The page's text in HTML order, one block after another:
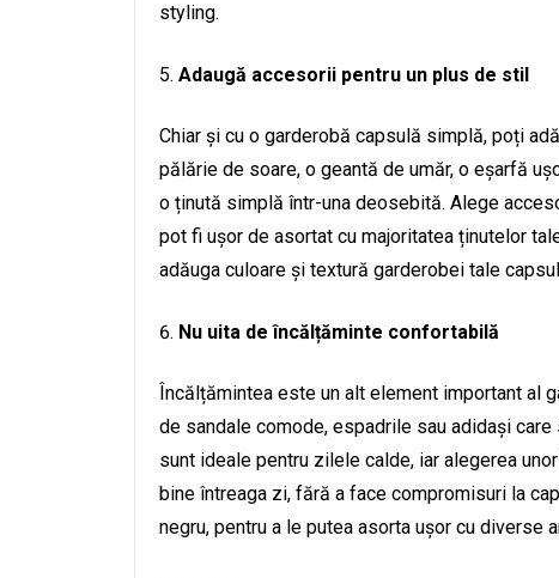
styling.
Adaugă accesorii pentru un plus de stil
Chiar și cu o garderobă capsulă simplă, poți
pălărie de soare, o geantă de umăr, o eșarfă
o ținută simplă într-una deosebită. Alege
pot fi ușor de asortat cu majoritatea ținutelor
adăuga culoare și textură garderobei tale
Nu uita de încălțăminte confortabilă
Încălțămintea este un alt element important al
de sandale comode, espadrile sau adidași
sunt ideale pentru zilele calde, iar alegerea
bine întreaga zi, fără a face compromisuri la
negru, pentru a le putea asorta ușor cu diverse